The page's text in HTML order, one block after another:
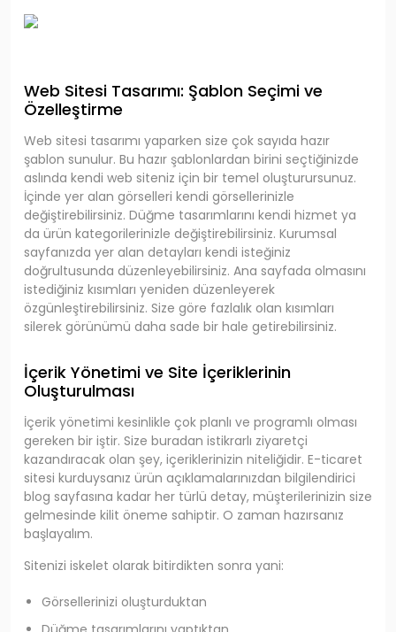
Web Sitesi Tasarımı: Şablon Seçimi ve
Özelleştirme
Web sitesi tasarımı yaparken size çok sayıda hazır
şablon sunulur. Bu hazır şablonlardan birini seçtiğinizde
aslında kendi web siteniz için bir temel oluşturursunuz.
İçinde yer alan görselleri kendi görsellerinizle
değiştirebilirsiniz. Düğme tasarımlarını kendi hizmet ya
da ürün kategorilerinizle değiştirebilirsiniz. Kurumsal
sayfanızda yer alan detayları kendi isteğiniz
doğrultusunda düzenleyebilirsiniz. Ana sayfada olmasını
istediğiniz kısımları yeniden düzenleyerek
özgünleştirebilirsiniz. Size göre fazlalık olan kısımları
silerek görünümü daha sade bir hale getirebilirsiniz.
İçerik Yönetimi ve Site İçeriklerinin
Oluşturulması
İçerik yönetimi kesinlikle çok planlı ve programlı olması
gereken bir iştir. Size buradan istikrarlı ziyaretçi
kazandıracak olan şey, içeriklerinizin niteliğidir. E-ticaret
sitesi kurduysanız ürün açıklamalarınızdan bilgilendirici
blog sayfasına kadar her türlü detay, müşterilerinizin size
gelmesinde kilit öneme sahiptir. O zaman hazırsanız
başlayalım.
Sitenizi iskelet olarak bitirdikten sonra yani:
Görsellerinizi oluşturduktan